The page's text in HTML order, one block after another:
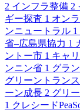
2 インフラ整備 2
ギー探査 1 オン
ンニュートラル 1
省–広島県協力 1
ントー市 1 キャ
ンニン省 1 グラ
グリーントラン
ーン成長 2 グリ
1 クレシード